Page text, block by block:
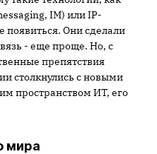
IM) или IP-
появиться. Они сделали
- еще проще. Но, с
препятствия
столкнулись с новыми
пространством ИТ, его
мира